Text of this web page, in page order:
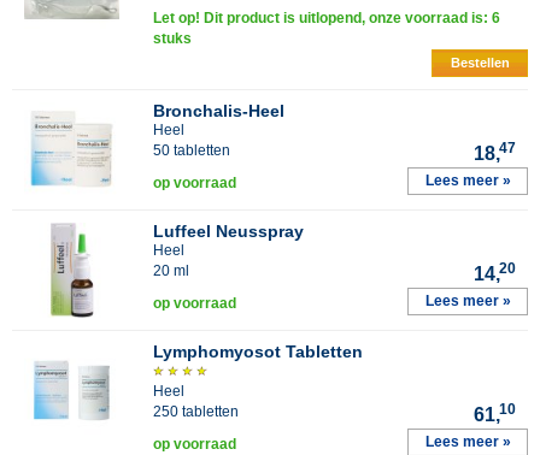
Let op! Dit product is uitlopend, onze voorraad is: 6
stuks
Bestellen
Bronchalis-Heel
Heel
50 tabletten
18,47
op voorraad Lees meer »
Luffeel Neusspray
Heel
20 ml
14,20
op voorraad Lees meer »
Lymphomyosot Tabletten
Heel
250 tabletten
61,10
op voorraad Lees meer »